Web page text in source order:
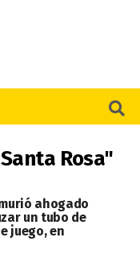
Rosa"
ahogado
un tubo de
juego, en